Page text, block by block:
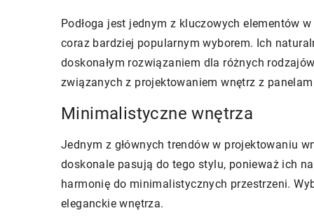
Podłoga jest jednym z kluczowych elementów
coraz bardziej popularnym wyborem. Ich
doskonałym rozwiązaniem dla różnych
związanych z projektowaniem wnętrz z
Minimalistyczne wnętrza
Jednym z głównych trendów w projektowaniu
doskonale pasują do tego stylu, ponieważ ich
harmonię do minimalistycznych przestrzeni.
eleganckie wnętrza.